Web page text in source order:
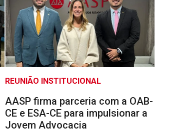
REUNIÃO INSTITUCIONAL
AASP firma parceria com a OAB-
CE e ESA-CE para impulsionar a
Jovem Advocacia